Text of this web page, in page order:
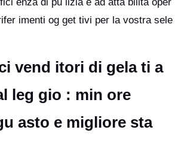
imenti og get tivi per la vostra sele
vend itori di gela ti a
leg gio : min ore
asto e migliore sta